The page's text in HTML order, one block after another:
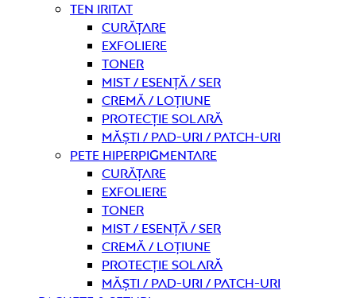
Ten iritat
curățare
Exfoliere
Toner
Mist / Esență / Ser
Cremă / Loțiune
Protecție solară
Măști / Pad-uri / Patch-uri
Pete hiperpigmentare
curățare
Exfoliere
Toner
Mist / Esență / Ser
Cremă / Loțiune
Protecție solară
Măști / Pad-uri / Patch-uri